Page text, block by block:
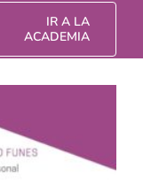
IR A LA
ACADEMIA